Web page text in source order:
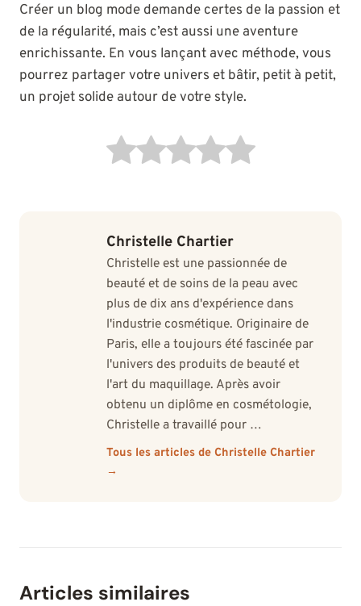
Créer un blog mode demande certes de la passion et
de la régularité, mais c’est aussi une aventure
enrichissante. En vous lançant avec méthode, vous
pourrez partager votre univers et bâtir, petit à petit,
un projet solide autour de votre style.
Christelle Chartier
Christelle est une passionnée de
beauté et de soins de la peau avec
plus de dix ans d'expérience dans
l'industrie cosmétique. Originaire de
Paris, elle a toujours été fascinée par
l'univers des produits de beauté et
l'art du maquillage. Après avoir
obtenu un diplôme en cosmétologie,
Christelle a travaillé pour …
Tous les articles de Christelle Chartier
→
Articles similaires